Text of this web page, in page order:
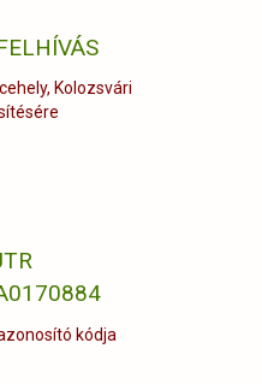
Kolozsvári